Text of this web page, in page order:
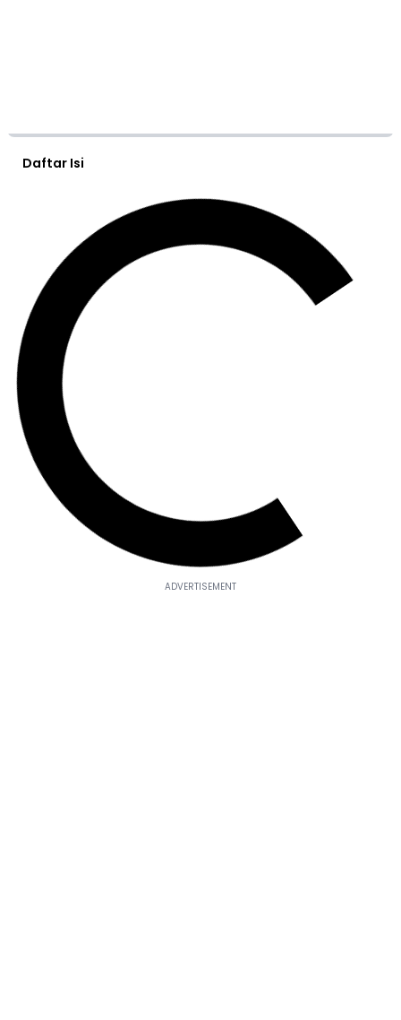
Daftar Isi